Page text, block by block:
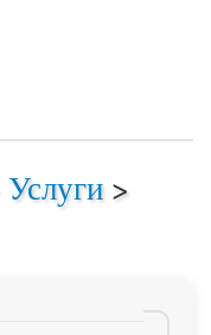
Услуги >